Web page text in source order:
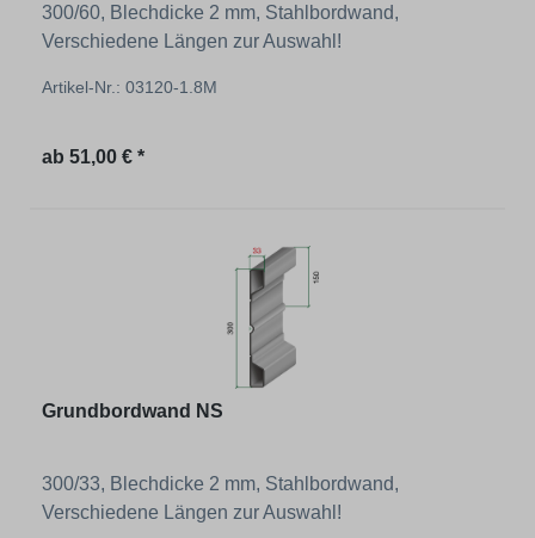
300/60, Blechdicke 2 mm, Stahlbordwand,
Verschiedene Längen zur Auswahl!
Artikel-Nr.: 03120-1.8M
Regulärer Preis:
ab 51,00 € *
Grundbordwand NS
300/33, Blechdicke 2 mm, Stahlbordwand,
Verschiedene Längen zur Auswahl!